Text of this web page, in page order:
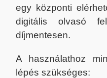
egy központi
digitális olvasó
díjmentesen.
A használathoz
lépés szükséges: